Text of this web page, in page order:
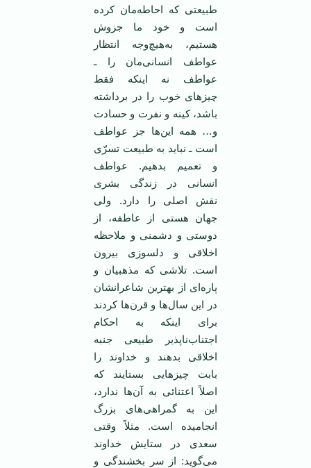
طبیعتی که احاطه‌مان کرده
است و خود ما جزوش
هستیم، به‌هیچ‌وجه انتظار
عواطف انسانی‌مان را ـ
عواطف نه اینکه فقط
چیزهای خوب را در برداشته
باشد، کینه و نفرت و حسادت
و… همه این‌ها جز عواطف
است ـ نباید به طبیعت تسرّی
و تعمیم بدهیم. عواطف
انسانی در زندگی بشری
نقش اصلی را دارد. ولی
جهان هستی از عاطفه، از
دوستی و دشمنی و ملاحظه
اخلاقی و دلسوزی بیرون
است. تلاشی که مذهبیان و
پاره‌ای از بهترین شاعرانشان
در این سال‌ها و قرن‌ها کردند
برای اینکه به احکام
اجتناب‌ناپذیر طبیعی جنبه
اخلاقی بدهند و خداوند را
بابت چیزهایی بستایند که
اصلاً اعتنائی به آن‌ها ندارد،
این به گمراهی‌های بزرگ
انجامیده است. مثلاً وقتی
سعدی در ستایش خداوند
می‌گوید: از سر بخشندگی و